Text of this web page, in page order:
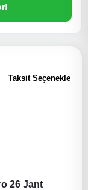
Taksit Seçenekleri
26 Jant